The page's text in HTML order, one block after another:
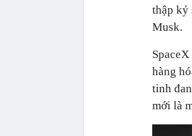
thập kỷ
Musk.
hàng
tinh
mới là